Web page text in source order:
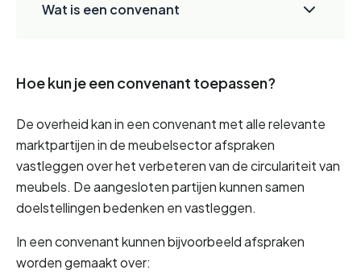
Wat is een convenant
Hoe kun je een convenant toepassen?
De overheid kan in een convenant met alle relevante
marktpartijen in de meubelsector afspraken
vastleggen over het verbeteren van de circulariteit van
meubels. De aangesloten partijen kunnen samen
doelstellingen bedenken en vastleggen.
In een convenant kunnen bijvoorbeeld afspraken
worden gemaakt over: